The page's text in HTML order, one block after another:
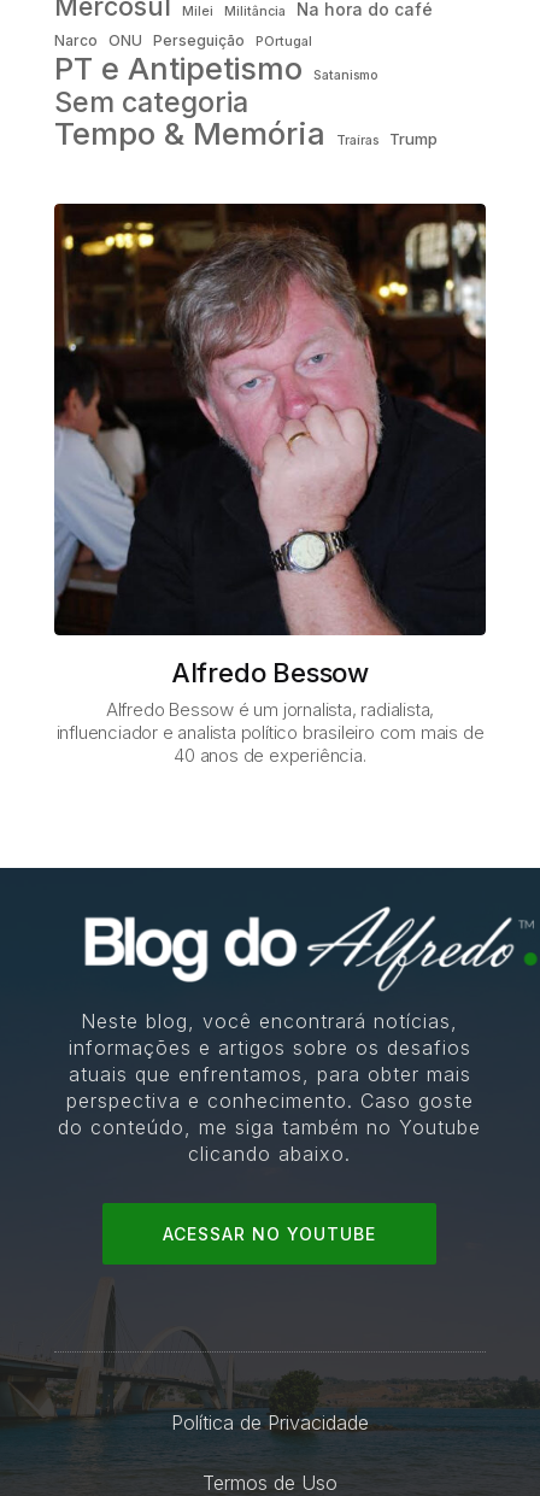
Alfredo Bessow
Alfredo Bessow é um jornalista, radialista,
influenciador e analista político brasileiro com mais de
40 anos de experiência.
Milei Militância Na hora do café
Narco ONU Perseguição POrtugal
PT e Antipetismo Satanismo
Sem categoria
Tempo & Memória Traíras Trump
Neste blog, você encontrará notícias,
informações e artigos sobre os desafios
atuais que enfrentamos, para obter mais
perspectiva e conhecimento. Caso goste
do conteúdo, me siga também no Youtube
clicando abaixo.
ACESSAR NO YOUTUBE
Política de Privacidade
Termos de Uso